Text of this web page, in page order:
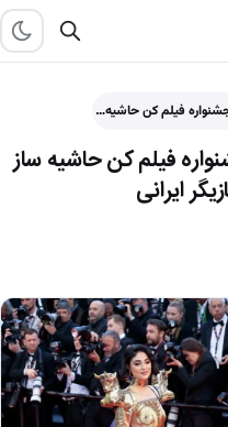
فیلم کن حاشیه…
فیلم کن حاشیه ساز
ایرانی